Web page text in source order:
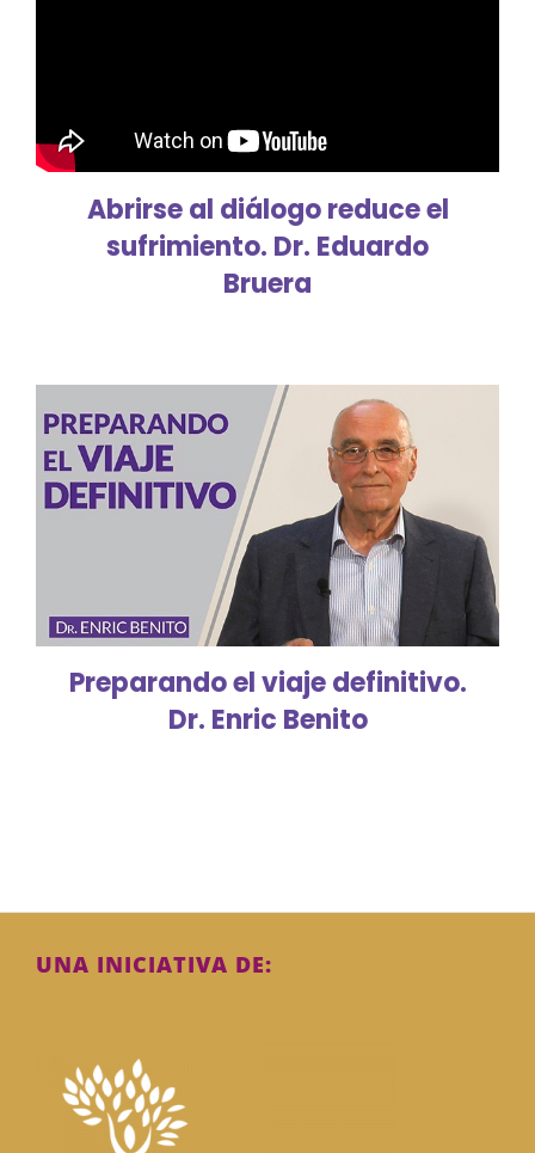
Abrirse al diálogo reduce el
sufrimiento. Dr. Eduardo
Bruera
Preparando el viaje definitivo.
Dr. Enric Benito
UNA INICIATIVA DE: